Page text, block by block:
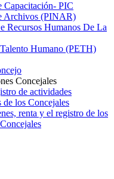
Capacitación- PIC
Archivos (PINAR)
Recursos Humanos De La
Humano (PETH)
Concejales
de actividades
de los Concejales
renta y el registro de los